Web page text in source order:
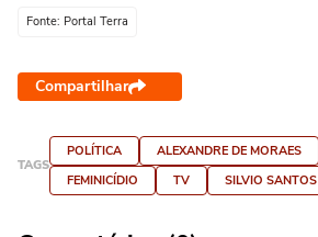
o saco aqui'
Fonte: Portal Terra
Compartilhar
TAGS
POLÍTICA ALEXANDRE DE MORAES
FEMINICÍDIO
TV SILVIO SANTOS